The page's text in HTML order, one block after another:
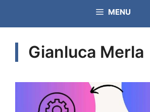
MENU
Gianluca Merla